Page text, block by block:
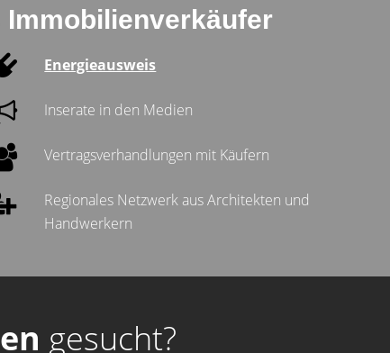
Energieausweis
Inserate in den Medien
Vertragsverhandlungen mit Käufern
Regionales Netzwerk aus Architekten und
Handwerkern
gesucht?